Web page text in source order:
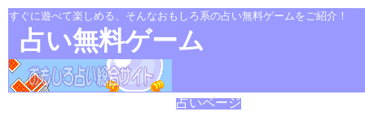
すぐに遊べて楽しめる、そんなおもしろ系の占い無料ゲームをご紹介！
占い無料ゲーム
占いページ